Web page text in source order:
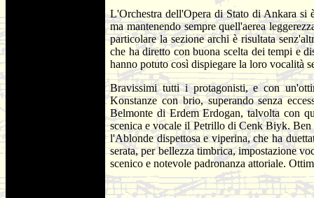
L'Orchestra dell'Opera di Stato di Ankara si
ma mantenendo sempre quell'aerea
particolare la sezione archi è risultata
che ha diretto con buona scelta dei tempi e
hanno potuto così dispiegare la loro vocalità
Bravissimi tutti i protagonisti, e con
Konstanze con brio, superando senza
Belmonte di Erdem Erdogan, talvolta con
scenica e vocale il Petrillo di Cenk Biyk.
l'Ablonde dispettosa e viperina, che ha
serata, per bellezza timbrica, impostazione
scenico e notevole padronanza attoriale.